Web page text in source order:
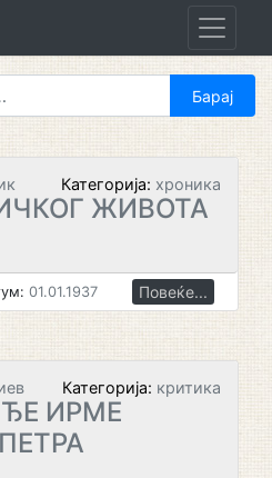
Категорија: хроника
ЖИВОТА
01.01.1937 Повеќе...
Категорија: критика
ЂЕ ИРМЕ